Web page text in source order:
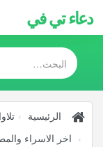
دعاء تي في
الرئيسية
اخر الاسراء